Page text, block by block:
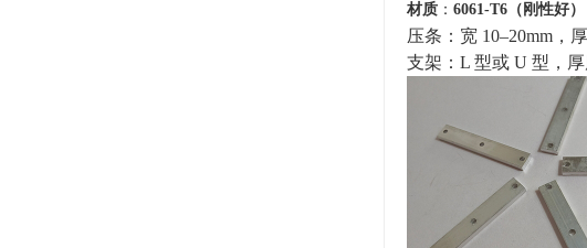
材质 ： 6061‑T6（刚性好）
压条：宽 10–20mm，
支架：L 型或 U 型，厚